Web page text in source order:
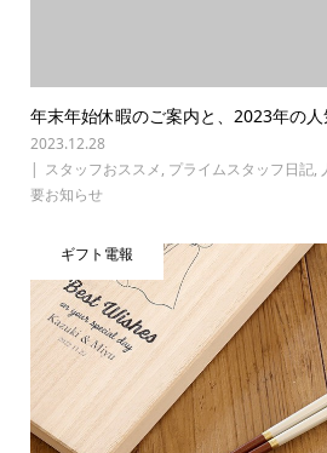
年末年始休暇のご案内と、2023年の
2023.12.28
スタッフおススメ, プライムスタッフ日記,
要お知らせ
ギフト電報